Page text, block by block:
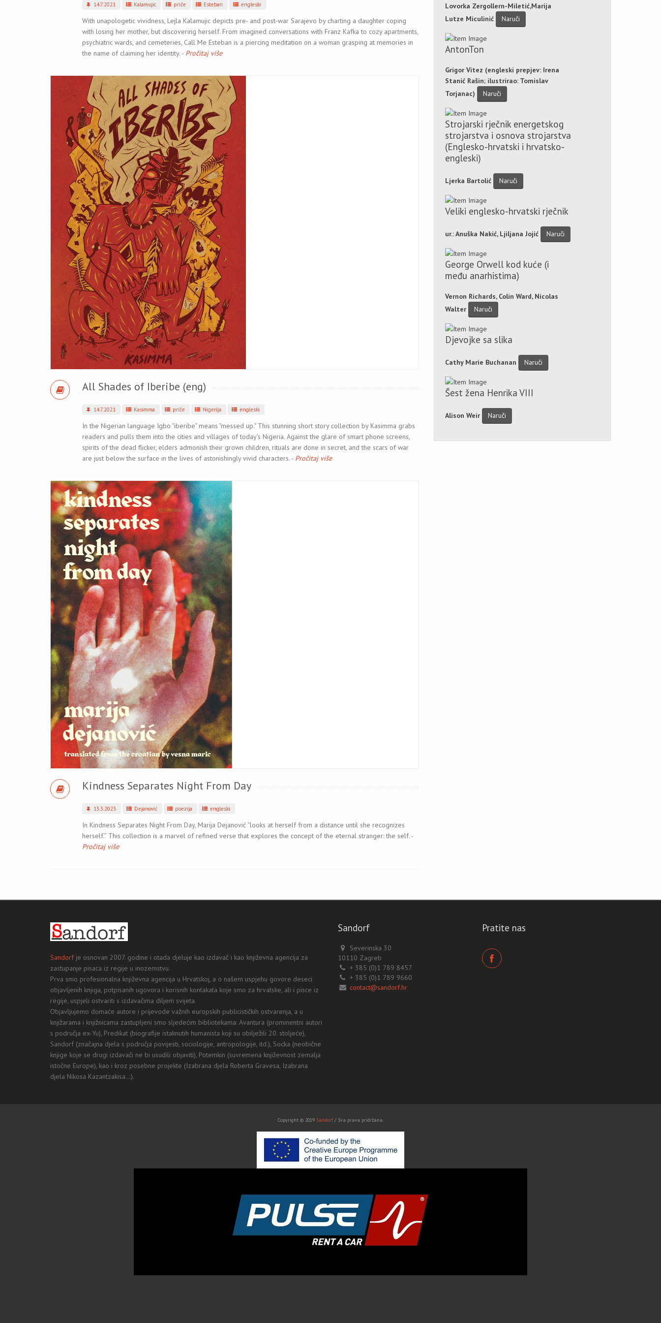
14.7.2021 Kalamujic priče Esteban engleski
With unapologetic vividness, Lejla Kalamujic depicts pre- and post-war Sarajevo by charting a daughter coping
with losing her mother, but discovering herself. From imagined conversations with Franz Kafka to cozy apartments,
psychiatric wards, and cemeteries, Call Me Esteban is a piercing meditation on a woman grasping at memories in
the name of claiming her identity. - Pročitaj više
All Shades of Iberibe (eng)
14.7.2021 Kasimma priče Nigerija engleski
In the Nigerian language Igbo "iberibe" means "messed up." This stunning short story collection by Kasimma grabs
readers and pulls them into the cities and villages of today's Nigeria. Against the glare of smart phone screens,
spirits of the dead flicker, elders admonish their grown children, rituals are done in secret, and the scars of war
are just below the surface in the lives of astonishingly vivid characters. - Pročitaj više
Kindness Separates Night From Day
13.3.2023 Dejanović poezija engleski
In Kindness Separates Night From Day, Marija Dejanović “looks at herself from a distance until she recognizes
herself.” This collection is a marvel of refined verse that explores the concept of the eternal stranger: the self. -
Pročitaj više
Lovorka Zergollern-Miletić,Marija
Lutze Miculinić
Naruči
AntonTon
Grigor Vitez (engleski prepjev: Irena
Stanić Rašin; ilustrirao: Tomislav
Torjanac)
Naruči
Strojarski rječnik energetskog
strojarstva i osnova strojarstva
(Englesko-hrvatski i hrvatsko-
engleski)
Ljerka Bartolić Naruči
Veliki englesko-hrvatski rječnik
ur.: Anuška Nakić, Ljiljana Jojić Naruči
George Orwell kod kuće (i
među anarhistima)
Vernon Richards, Colin Ward, Nicolas
Walter
Naruči
Djevojke sa slika
Cathy Marie Buchanan Naruči
Šest žena Henrika VIII
Alison Weir Naruči
Sandorfje osnovan 2007. godine i otada djeluje kao izdavač i kao književna agencija za
zastupanje pisaca iz regije u inozemstvu.
Prva smo profesionalna književna agencija u Hrvatskoj, a o našem uspjehu govore deseci
objavljenih knjiga, potpisanih ugovora i korisnih kontakata koje smo za hrvatske, ali i pisce iz
regije, uspjeli ostvariti s izdavačima diljem svijeta.
Objavljujemo domaće autore i prijevode važnih europskih publicističkih ostvarenja, a u
knjižarama i knjižnicama zastupljeni smo sljedećim bibliotekama: Avantura (prominentni autori
s područja ex-Yu), Predikat (biografije istaknutih humanista koji su obilježili 20. stoljeće),
Sandorf (značajna djela s područja povijesti, sociologije, antropologije, itd.), Socka (neobične
knjige koje se drugi izdavači ne bi usudili objaviti), Potemkin (suvremena književnost zemalja
istočne Europe), kao i kroz posebne projekte (Izabrana djela Roberta Gravesa, Izabrana
djela Nikosa Kazantzakisa...).
Sandorf
Severinska 30
10110 Zagreb
+ 385 (0)1 789 8457
+ 385 (0)1 789 9660
contact@sandorf.hr
Pratite nas
Copyright © 2019 Sandorf/ Sva prava pridržana.